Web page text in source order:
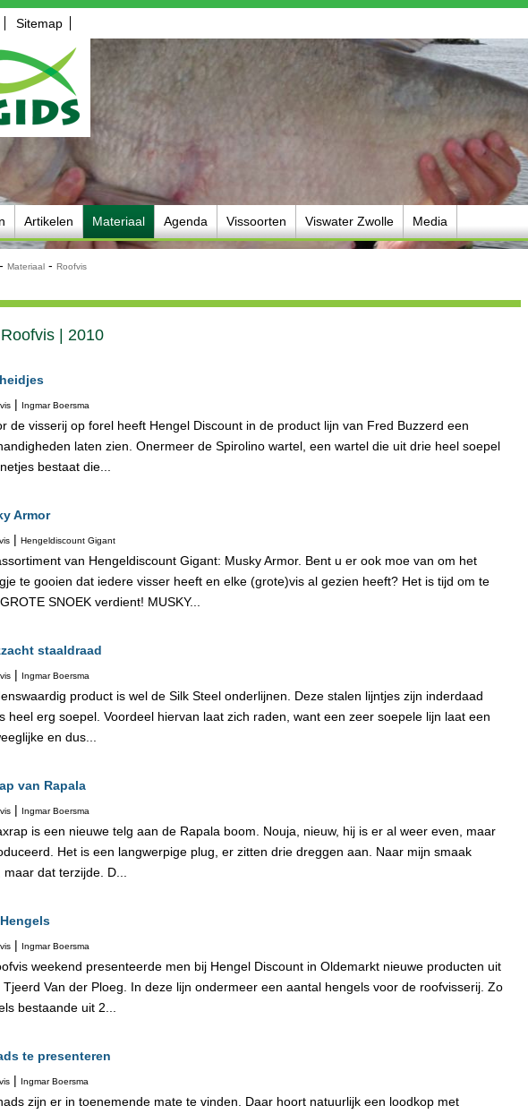
Sitemap
Artikelen Materiaal Agenda Vissoorten Viswater Zwolle Media
- Materiaal - Roofvis
| 2010
| Ingmar Boersma
de visserij op forel heeft Hengel Discount in de product lijn van Fred Buzzerd een
laten zien. Onermeer de Spirolino wartel, een wartel die uit drie heel soepel
bestaat die...
Armor
| Hengeldiscount Gigant
van Hengeldiscount Gigant: Musky Armor. Bent u er ook moe van om het
te gooien dat iedere visser heeft en elke (grote)vis al gezien heeft? Het is tijd om te
SNOEK verdient! MUSKY...
staaldraad
| Ingmar Boersma
product is wel de Silk Steel onderlijnen. Deze stalen lijntjes zijn inderdaad
heel erg soepel. Voordeel hiervan laat zich raden, want een zeer soepele lijn laat een
en dus...
van Rapala
| Ingmar Boersma
is een nieuwe telg aan de Rapala boom. Nouja, nieuw, hij is er al weer even, maar
Het is een langwerpige plug, er zitten drie dreggen aan. Naar mijn smaak
dat terzijde. D...
| Ingmar Boersma
weekend presenteerde men bij Hengel Discount in Oldemarkt nieuwe producten uit
Tjeerd Van der Ploeg. In deze lijn ondermeer een aantal hengels voor de roofvisserij. Zo
bestaande uit 2...
te presenteren
| Ingmar Boersma
zijn er in toenemende mate te vinden. Daar hoort natuurlijk een loodkop met